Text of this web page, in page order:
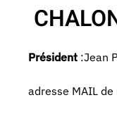
Président :Jean
adresse MAIL